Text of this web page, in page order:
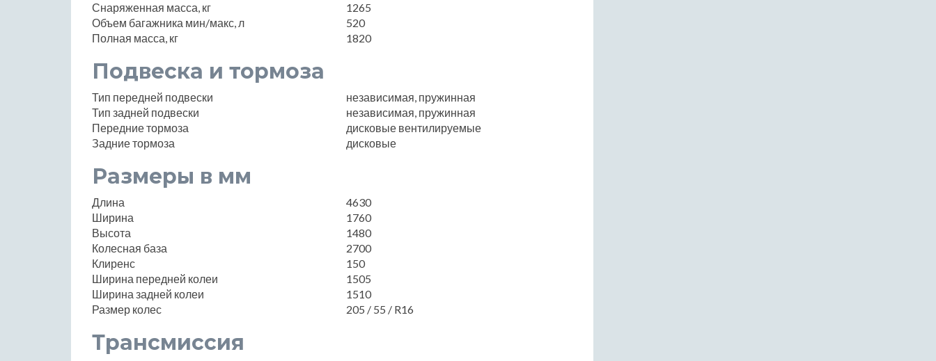
Снаряженная масса, кг
1265
Объем багажника мин/макс, л
520
Полная масса, кг
1820
Подвеска и тормоза
Тип передней подвески
независимая, пружинная
Тип задней подвески
независимая, пружинная
Передние тормоза
дисковые вентилируемые
Задние тормоза
дисковые
Размеры в мм
Длина
4630
Ширина
1760
Высота
1480
Колесная база
2700
Клиренс
150
Ширина передней колеи
1505
Ширина задней колеи
1510
Размер колес
205 / 55 / R16
Трансмиссия